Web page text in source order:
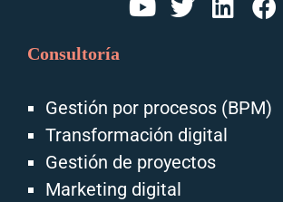
Consultoría
Gestión por procesos (BPM)
Transformación digital
Gestión de proyectos
Marketing digital